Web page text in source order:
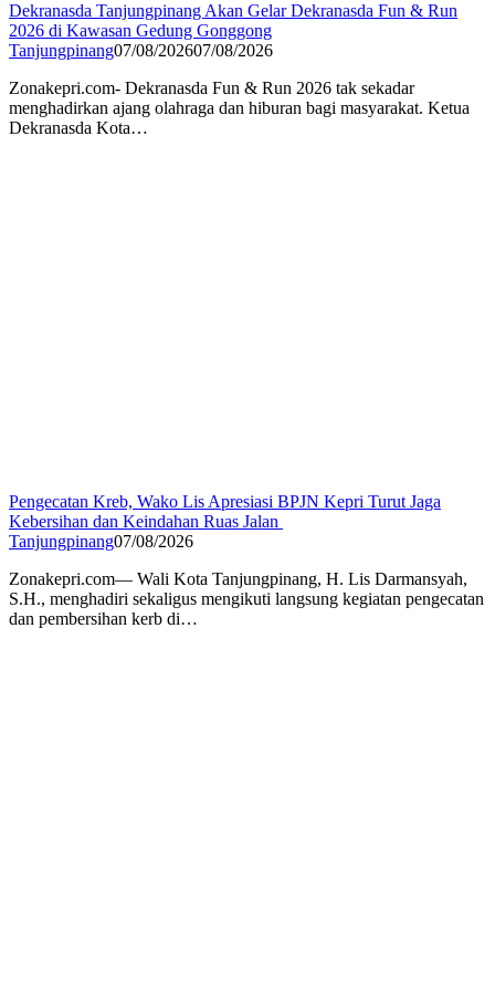
Dekranasda Tanjungpinang Akan Gelar Dekranasda Fun & Run
2026 di Kawasan Gedung Gonggong
Tanjungpinang07/08/202607/08/2026
Zonakepri.com- Dekranasda Fun & Run 2026 tak sekadar
menghadirkan ajang olahraga dan hiburan bagi masyarakat. Ketua
Dekranasda Kota…
Pengecatan Kreb, Wako Lis Apresiasi BPJN Kepri Turut Jaga
Kebersihan dan Keindahan Ruas Jalan
Tanjungpinang07/08/2026
Zonakepri.com— Wali Kota Tanjungpinang, H. Lis Darmansyah,
S.H., menghadiri sekaligus mengikuti langsung kegiatan pengecatan
dan pembersihan kerb di…